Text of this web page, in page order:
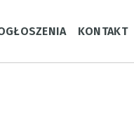
KONTAKT